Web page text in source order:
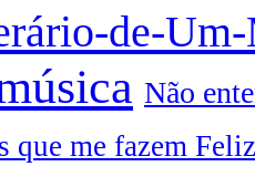
de-
Não
que me fazem Feliz